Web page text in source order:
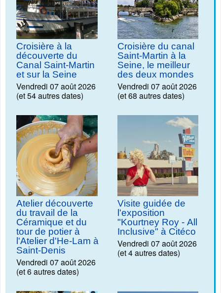
Croisière à la
découverte du
Canal Saint-Martin
et sur la Seine
Vendredi 07 août 2026
(et 54 autres dates)
Croisière du canal
Saint-Martin à la
Seine, le meilleur
des deux mondes
Vendredi 07 août 2026
(et 68 autres dates)
Atelier découverte
du travail de la
Céramique et du
tour de potier à
l'Atelier d'He-Lam à
Saint-Denis
Vendredi 07 août 2026
(et 6 autres dates)
Visite guidée de
l'exposition
"Kourtney Roy - All
Inclusive" à Citéco
Vendredi 07 août 2026
(et 4 autres dates)